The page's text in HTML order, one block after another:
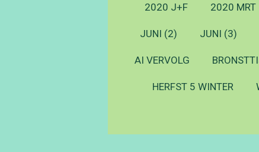
2020 J+F 2020 MRT
JUNI (2) JUNI (3)
AI VERVOLG
HERFST 5 WINTER